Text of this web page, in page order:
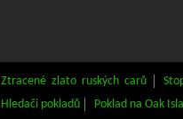
Ztracené zlato ruských carů
Hledači pokladů
Poklad na Oak